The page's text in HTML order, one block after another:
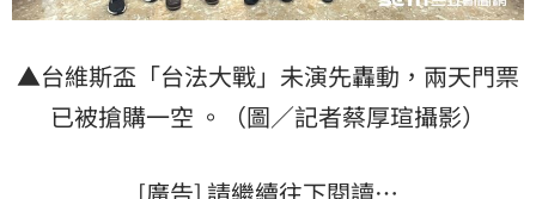
▲台維斯盃「台法大戰」未演先轟動，兩天門票
已被搶購一空 。（圖／記者蔡厚瑄攝影）